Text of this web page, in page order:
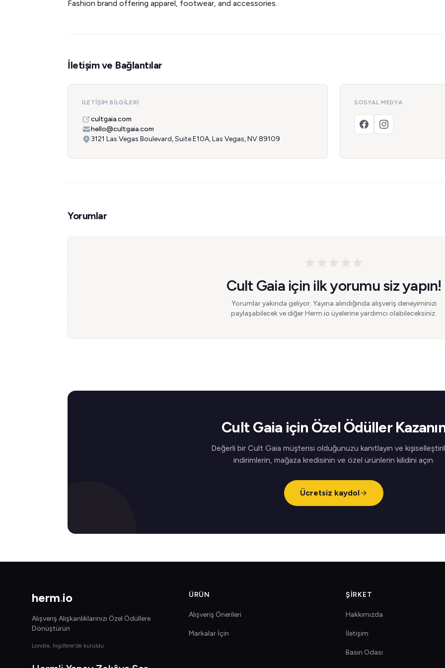
Fashion brand offering apparel, footwear, and accessories.
İletişim ve Bağlantılar
İLETIŞIM BILGILERI
cultgaia.com
hello@cultgaia.com
3121 Las Vegas Boulevard, Suite E10A, Las Vegas, NV 89109
SOSYAL MEDYA
Yorumlar
Cult Gaia için ilk yorumu siz yapın!
Yorumlar yakında geliyor. Yayına alındığında alışveriş deneyiminizi
paylaşabilecek ve diğer Herm.io üyelerine yardımcı olabileceksiniz.
Cult Gaia için Özel Ödüller
Değerli bir Cult Gaia müşterisi olduğunuzu kanıtlayın ve
indirimlerin, mağaza kredisinin ve özel ürünlerin kilidini açın.
Ücretsiz kaydol
herm.io
Alışveriş Alışkanlıklarınızı Özel Ödüllere
Dönüştürün
Londra, İngiltere'de kuruldu
ÜRÜN
Alışveriş Önerileri
Markalar İçin
ŞIRKET
Hakkımızda
İletişim
Basın Odası